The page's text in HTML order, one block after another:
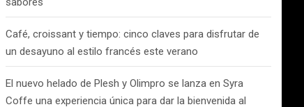
Café, croissant y tiempo: cinco claves para disfrutar de
un desayuno al estilo francés este verano
El nuevo helado de Plesh y Olimpro se lanza en Syra
Coffe una experiencia única para dar la bienvenida al